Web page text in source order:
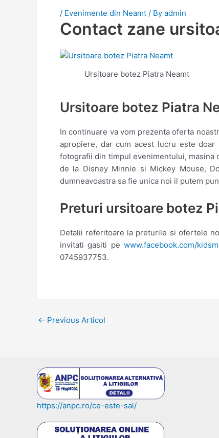
/ Evenimente din Neamt / By admin
Contact zane
Ursitoare botez Piatra Neamt
Ursitoare botez Piatra
In continuare va vom prezenta oferta
apropiere, dar cum acest lucru este
fotografii din timpul evenimentului, masina
de la Disney Minnie si Mickey Mouse,
dumneavoastra sa fie unica noi il putem
Preturi ursitoare botez
Detalii referitoare la preturile si ofertele
invitati gasiti pewww.facebook.com/
0745937753.
Post
← Previous Articol
https://anpc.ro/ce-este-sal/